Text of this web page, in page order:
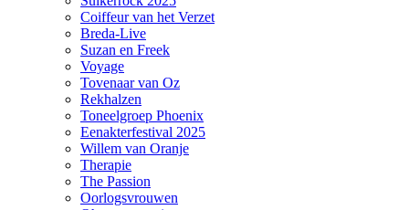
Coiffeur van het Verzet
Breda-Live
Suzan en Freek
Voyage
Tovenaar van Oz
Rekhalzen
Toneelgroep Phoenix
Eenakterfestival 2025
Willem van Oranje
Therapie
The Passion
Oorlogsvrouwen